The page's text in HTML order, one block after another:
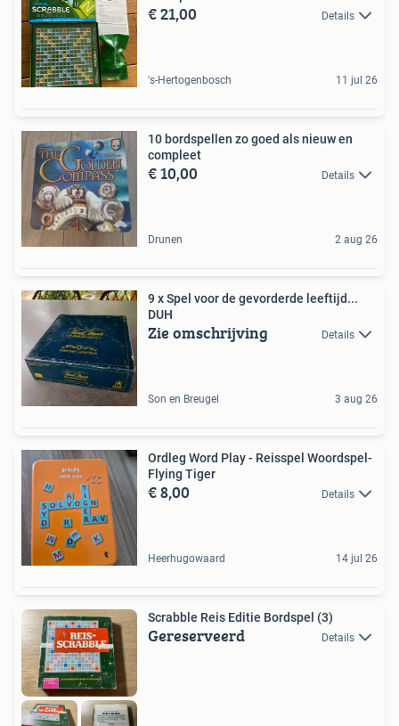
€ 21,00 Details
's-Hertogenbosch 11 jul 26
10 bordspellen zo goed als nieuw en
compleet
€ 10,00 Details
Drunen 2 aug 26
9 x Spel voor de gevorderde leeftijd...
DUH
Zie omschrijving Details
Son en Breugel 3 aug 26
Ordleg Word Play - Reisspel Woordspel-
Flying Tiger
€ 8,00 Details
Heerhugowaard 14 jul 26
Scrabble Reis Editie Bordspel (3)
Gereserveerd Details